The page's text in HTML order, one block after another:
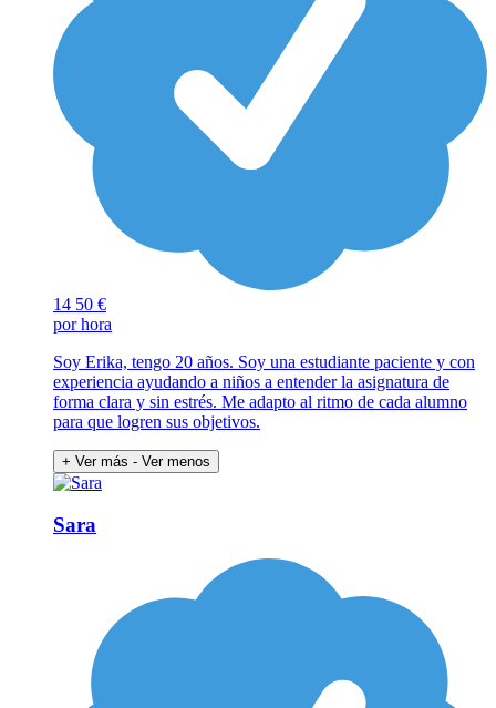
14 50 €
por hora
Soy Erika, tengo 20 años. Soy una estudiante paciente y con
experiencia ayudando a niños a entender la asignatura de
forma clara y sin estrés. Me adapto al ritmo de cada alumno
para que logren sus objetivos.
+ Ver más - Ver menos
Sara